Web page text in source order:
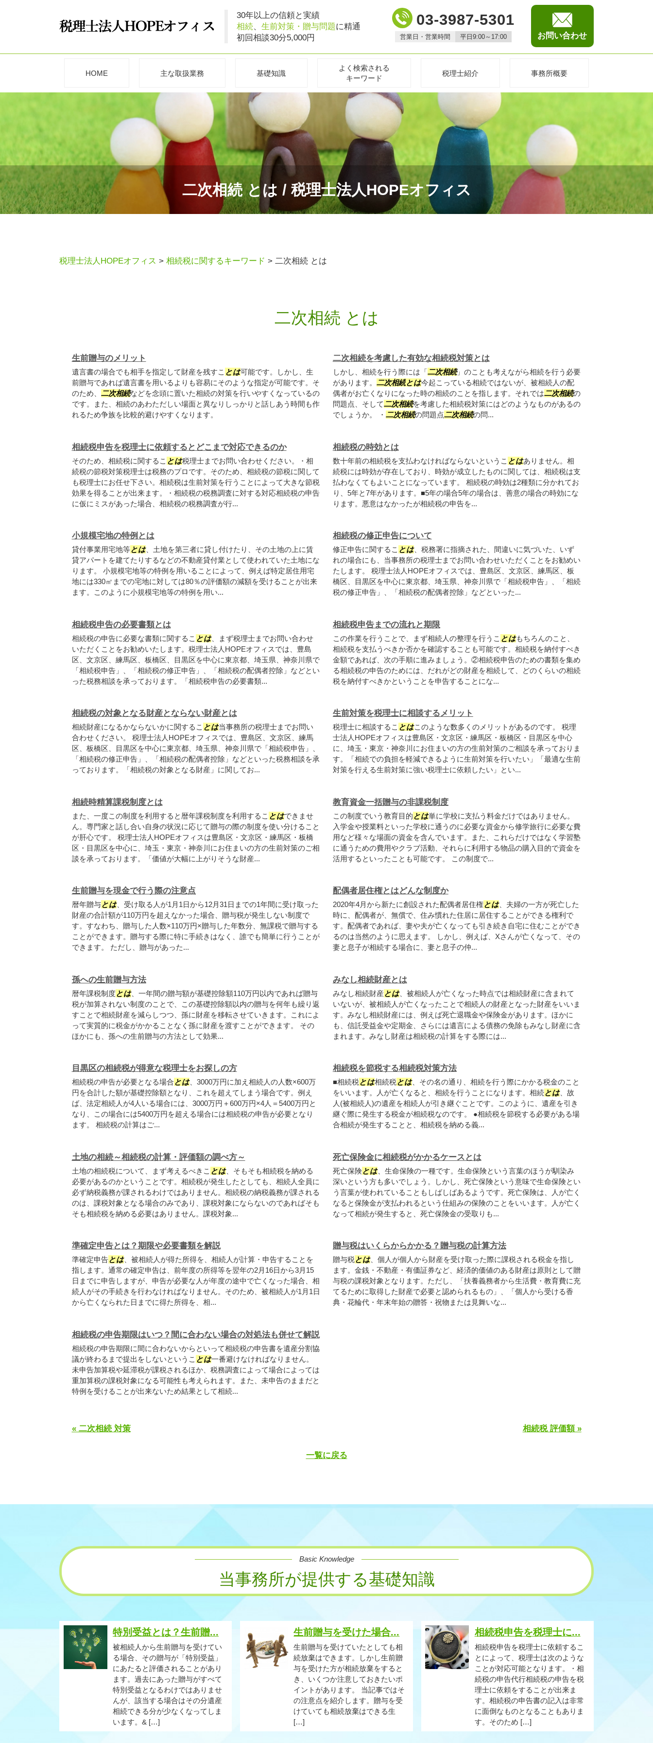
二次相続 とは / 税理士法人HOPEオフィス
30年以上の信頼と実績
相続、 生前対策・贈与問題に精通
初回相談30分5,000円
03-3987-5301
営業日・営業時間 平日9:00～17:00 お問い合わせ
HOME 主な取扱業務 基礎知識
よく検索される
キーワード
税理士紹介 事務所概要
税理士法人HOPEオフィス > 相続税に関するキーワード > 二次相続 とは
二次相続 とは
生前贈与のメリット
遺言書の場合でも相手を指定して財産を残すこ とは可能です。しかし、生
前贈与であれば遺言書を用いるよりも容易にそのような指定が可能です。そ
のため、 二次相続などを念頭に置いた相続の対策を行いやすくなっているの
です。また、相続のあわただしい場面と異なりしっかりと話しあう時間も作
れるため争族を比較的避けやすくなります。
二次相続を考慮した有効な相続税対策とは
しかし、相続を行う際には「二次相続」のことも考えながら相続を行う必要
があります。 二次相続とは今起こっている相続ではないが、被相続人の配
偶者がお亡くなりになった時の相続のことを指します。それでは二次相続の
問題点、そして二次相続を考慮した相続税対策にはどのようなものがあるの
でしょうか。 ・ 二次相続の問題点二次相続の問...
相続税申告を税理士に依頼するとどこまで対応できるのか
そのため、相続税に関するこ とは税理士までお問い合わせください。・相
続税の節税対策税理士は税務のプロです。そのため、相続税の節税に関して
も税理士にお任せ下さい。相続税は生前対策を行うことによって大きな節税
効果を得ることが出来ます。・相続税の税務調査に対する対応相続税の申告
に仮にミスがあった場合、相続税の税務調査が行...
相続税の時効とは
数十年前の相続税を支払わなければならないというこ とはありません。相
続税には時効が存在しており、時効が成立したものに関しては、相続税は支
払わなくてもよいことになっています。 相続税の時効は2種類に分かれてお
り、5年と7年があります。■5年の場合5年の場合は、善意の場合の時効にな
ります。悪意はなかったが相続税の申告を...
小規模宅地の特例とは
貸付事業用宅地等とは、土地を第三者に貸し付けたり、その土地の上に賃
貸アパートを建てたりするなどの不動産貸付業として使われていた土地にな
ります。 小規模宅地等の特例を用いることによって、例えば特定居住用宅
地には330㎡までの宅地に対しては80％の評価額の減額を受けることが出来
ます。このように小規模宅地等の特例を用い...
相続税の修正申告について
修正申告に関するこ とは、税務署に指摘された、間違いに気づいた、いず
れの場合にも、当事務所の税理士までお問い合わせいただくことをお勧めい
たします。 税理士法人HOPEオフィスでは、豊島区、文京区、練馬区、板
橋区、目黒区を中心に東京都、埼玉県、神奈川県で「相続税申告」、「相続
税の修正申告」、「相続税の配偶者控除」などといった...
相続税申告の必要書類とは
相続税の申告に必要な書類に関するこ とは、まず税理士までお問い合わせ
いただくことをお勧めいたします。税理士法人HOPEオフィスでは、豊島
区、文京区、練馬区、板橋区、目黒区を中心に東京都、埼玉県、神奈川県で
「相続税申告」、「相続税の修正申告」、「相続税の配偶者控除」などとい
った税務相談を承っております。「相続税申告の必要書類...
相続税申告までの流れと期限
この作業を行うことで、まず相続人の整理を行うこ とはもちろんのこと、
相続税を支払うべきか否かを確認することも可能です。相続税を納付すべき
金額であれば、次の手順に進みましょう。②相続税申告のための書類を集め
る相続税の申告のためには、だれがどの財産を相続して、どのくらいの相続
税を納付すべきかということを申告することにな...
相続税の対象となる財産とならない財産とは
相続財産になるかならないかに関するこ とは当事務所の税理士までお問い
合わせください。 税理士法人HOPEオフィスでは、豊島区、文京区、練馬
区、板橋区、目黒区を中心に東京都、埼玉県、神奈川県で「相続税申告」、
「相続税の修正申告」、「相続税の配偶者控除」などといった税務相談を承
っております。「相続税の対象となる財産」に関してお...
生前対策を税理士に相談するメリット
税理士に相談するこ とはこのような数多くのメリットがあるのです。 税理
士法人HOPEオフィスは豊島区・文京区・練馬区・板橋区・目黒区を中心
に、埼玉・東京・神奈川にお住まいの方の生前対策のご相談を承っておりま
す。「相続での負担を軽減できるように生前対策を行いたい」「最適な生前
対策を行える生前対策に強い税理士に依頼したい」とい...
相続時精算課税制度とは
また、一度この制度を利用すると暦年課税制度を利用するこ とはできませ
ん。専門家と話し合い自身の状況に応じて贈与の際の制度を使い分けること
が肝心です。 税理士法人HOPEオフィスは豊島区・文京区・練馬区・板橋
区・目黒区を中心に、埼玉・東京・神奈川にお住まいの方の生前対策のご相
談を承っております。「価値が大幅に上がりそうな財産...
教育資金一括贈与の非課税制度
この制度でいう教育目的 とは単に学校に支払う料金だけではありません。
入学金や授業料といった学校に通うのに必要な資金から修学旅行に必要な費
用など様々な場面の資金を含んでいます。また、これらだけではなく学習塾
に通うための費用やクラブ活動、それらに利用する物品の購入目的で資金を
活用するといったことも可能です。 この制度で...
生前贈与を現金で行う際の注意点
暦年贈与とは、受け取る人が1月1日から12月31日までの1年間に受け取った
財産の合計額が110万円を超えなかった場合、贈与税が発生しない制度で
す。すなわち、贈与した人数×110万円×贈与した年数分、無課税で贈与する
ことができます。贈与する際に特に手続きはなく、誰でも簡単に行うことが
できます。 ただし、贈与があった...
配偶者居住権とはどんな制度か
2020年4月から新たに創設された配偶者居住権とは、夫婦の一方が死亡した
時に、配偶者が、無償で、住み慣れた住居に居住することができる権利で
す。配偶者であれば、妻や夫が亡くなっても引き続き自宅に住むことができ
るのは当然のように思えます。 しかし、例えば、Xさんが亡くなって、その
妻と息子が相続する場合に、妻と息子の仲...
孫への生前贈与方法
暦年課税制度とは、一年間の贈与額が基礎控除額110万円以内であれば贈与
税が加算されない制度のことで、この基礎控除額以内の贈与を何年も繰り返
すことで相続財産を減らしつつ、孫に財産を移転させていきます。これによ
って実質的に税金がかかることなく孫に財産を渡すことができます。 その
ほかにも、孫への生前贈与の方法として効果...
みなし相続財産とは
みなし相続財産 とは、被相続人が亡くなった時点では相続財産に含まれて
いないが、被相続人が亡くなったことで相続人の財産となった財産をいいま
す。みなし相続財産には、例えば死亡退職金や保険金があります。ほかに
も、信託受益金や定期金、さらには遺言による債務の免除もみなし財産に含
まれます。みなし財産は相続税の計算をする際には...
目黒区の相続税が得意な税理士をお探しの方
相続税の申告が必要となる場合 とは、3000万円に加え相続人の人数×600万
円を合計した額が基礎控除額となり、これを超えてしまう場合です。例え
ば、法定相続人が4人いる場合には、3000万円＋600万円×4人＝5400万円と
なり、この場合には5400万円を超える場合には相続税の申告が必要となり
ます。 相続税の計算はご...
相続税を節税する相続税対策方法
■相続税とは相続税とは、その名の通り、相続を行う際にかかる税金のこと
をいいます。人が亡くなると、相続を行うことになります。相続とは、故
人(被相続人)の遺産を相続人が引き継ぐことです。このように、遺産を引き
継ぐ際に発生する税金が相続税なのです。 ●相続税を節税する必要がある場
合相続が発生することと、相続税を納める義...
土地の相続～相続税の計算・評価額の調べ方～
土地の相続税について、まず考えるべきこ とは、そもそも相続税を納める
必要があるのかということです。相続税が発生したとしても、相続人全員に
必ず納税義務が課されるわけではありません。相続税の納税義務が課される
のは、課税対象となる場合のみであり、課税対象にならないのであればそも
そも相続税を納める必要はありません。課税対象...
死亡保険金に相続税がかかるケースとは
死亡保険とは、生命保険の一種です。生命保険という言葉のほうが馴染み
深いという方も多いでしょう。しかし、死亡保険という意味で生命保険とい
う言葉が使われていることもしばしばあるようです。死亡保険は、人が亡く
なると保険金が支払われるという仕組みの保険のことをいいます。人が亡く
なって相続が発生すると、死亡保険金の受取りも...
準確定申告とは？期限や必要書類を解説
準確定申告とは、被相続人が得た所得を、相続人が計算・申告することを
指します。通常の確定申告は、前年度の所得等を翌年の2月16日から3月15
日までに申告しますが、申告が必要な人が年度の途中で亡くなった場合、相
続人がその手続きを行わなければなりません。そのため、被相続人が1月1日
から亡くなられた日までに得た所得を、相...
贈与税はいくらからかかる？贈与税の計算方法
贈与税とは、個人が個人から財産を受け取った際に課税される税金を指し
ます。金銭・不動産・有価証券など、経済的価値のある財産は原則として贈
与税の課税対象となります。ただし、「扶養義務者から生活費・教育費に充
てるために取得した財産で必要と認められるもの」、「個人から受ける香
典・花輪代・年末年始の贈答・祝物または見舞いな...
相続税の申告期限はいつ？間に合わない場合の対処法も併せて解説
相続税の申告期限に間に合わないからといって相続税の申告書を遺産分割協
議が終わるまで提出をしないというこ とは一番避けなければなりません。
未申告加算税や延滞税が課税されるほか、税務調査によって場合によっては
重加算税の課税対象になる可能性も考えられます。また、未申告のままだと
特例を受けることが出来ないため結果として相続...
« 二次相続 対策 相続税 評価額 »
一覧に戻る
Basic Knowledge
当事務所が提供する基礎知識
特別受益とは？生前贈...
被相続人から生前贈与を受けてい
る場合、その贈与が「特別受益」
にあたると評価されることがあり
ます。過去にあった贈与がすべて
特別受益となるわけではありませ
んが、該当する場合はその分遺産
相続できる分が少なくなってしま
います。& […]
生前贈与を受けた場合...
生前贈与を受けていたとしても相
続放棄はできます。しかし生前贈
与を受けた方が相続放棄をすると
き、いくつか注意しておきたいポ
イントがあります。 当記事ではそ
の注意点を紹介します。贈与を受
けていても相続放棄はできる生
[…]
相続税申告を税理士に...
相続税申告を税理士に依頼するこ
とによって、税理士は次のような
ことが対応可能となります。・相
続税の申告代行相続税の申告を税
理士に依頼をすることが出来ま
す。相続税の申告書の記入は非常
に面倒なものとなることもありま
す。そのため […]